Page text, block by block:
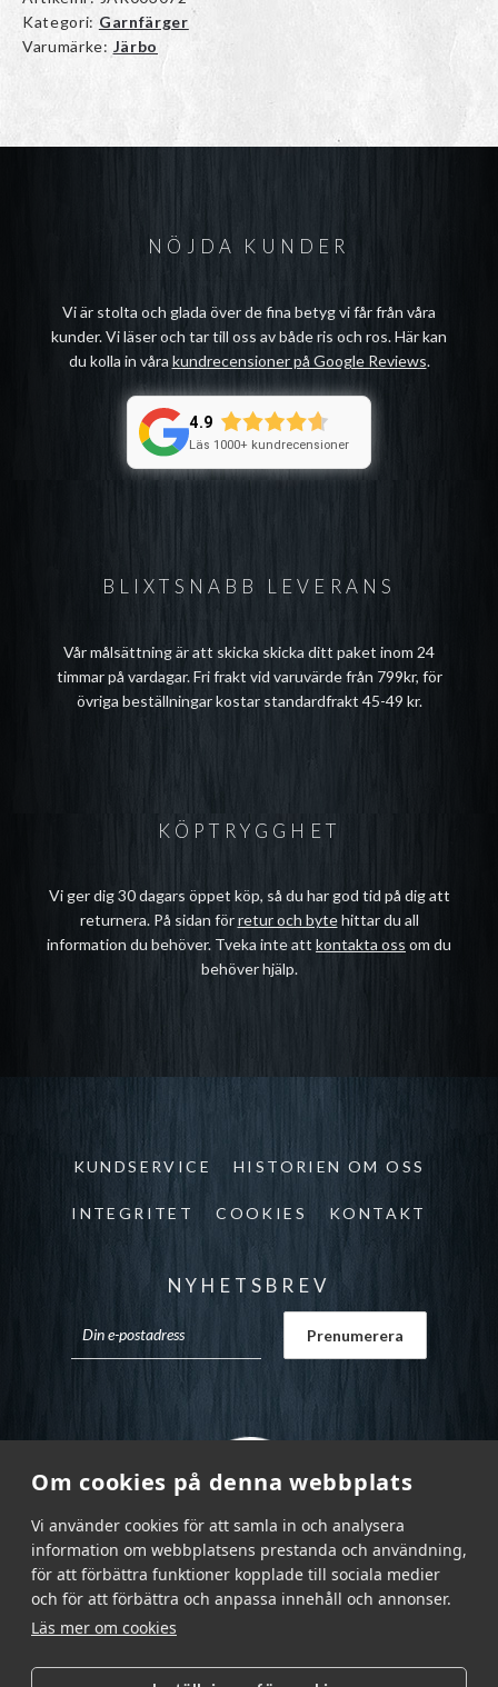
Om cookies på denna webbplats
Vi använder cookies för att samla in och analysera
information om webbplatsens prestanda och användning,
för att förbättra funktioner kopplade till sociala medier
och för att förbättra och anpassa innehåll och annonser.
Läs mer om cookies
Kategori: Garnfärger
Varumärke: Järbo
BLIXTSNABB LEVERANS
Vår målsättning är att skicka skicka ditt paket inom 24
timmar på vardagar. Fri frakt vid varuvärde från 799kr, för
övriga beställningar kostar standardfrakt 45-49 kr.
NÖJDA KUNDER
Vi är stolta och glada över de fina betyg vi får från våra
kunder. Vi läser och tar till oss av både ris och ros. Här kan
du kolla in våra kundrecensioner på Google Reviews.
4.9
Läs 1000+ kundrecensioner
KÖPTRYGGHET
Vi ger dig 30 dagars öppet köp, så du har god tid på dig att
returnera. På sidan förretur och bytehittar du all
information du behöver. Tveka inte att kontakta oss om du
behöver hjälp.
KUNDSERVICE HISTORIEN OM OSS
INTEGRITET COOKIES KONTAKT
NYHETSBREV